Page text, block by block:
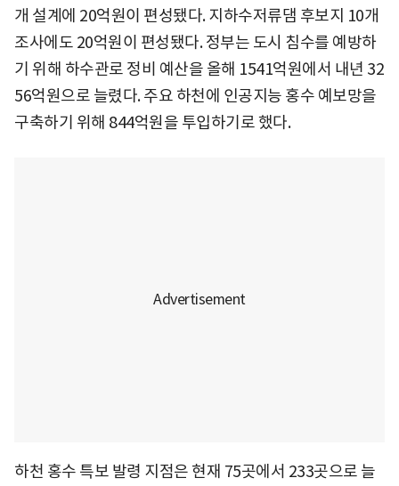
개 설계에 20억원이 편성됐다. 지하수저류댐 후보지 10개
조사에도 20억원이 편성됐다. 정부는 도시 침수를 예방하
기 위해 하수관로 정비 예산을 올해 1541억원에서 내년 32
56억원으로 늘렸다. 주요 하천에 인공지능 홍수 예보망을
구축하기 위해 844억원을 투입하기로 했다.
하천 홍수 특보 발령 지점은 현재 75곳에서 233곳으로 늘